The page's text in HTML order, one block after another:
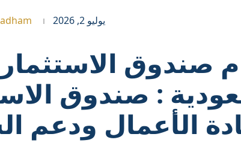
يوليو 2, 2026 adham
صندوق
: صندوق
الأعمال ودعم